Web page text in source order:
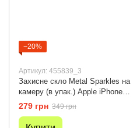
−20%
Артикул: 455839_3
Захисне скло Metal Sparkles на
камеру (в упак.) Apple iPhone
11 Pro Max (Золотий / Gold)
279 грн 349 грн